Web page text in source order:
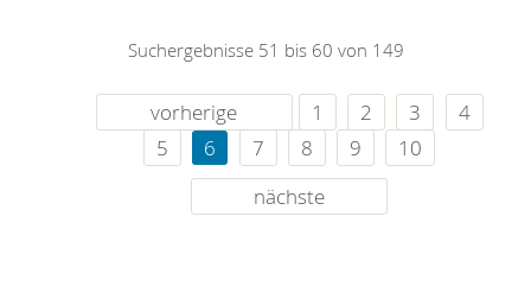
Suchergebnisse 51 bis 60 von 149
vorherige 1 2 3
4
5
6 7 8 9
10
nächste